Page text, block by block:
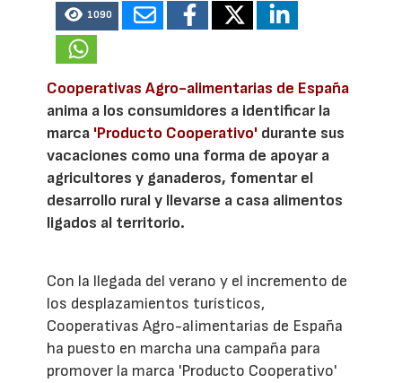
1090
Cooperativas Agro-alimentarias de España
anima a los consumidores a identificar la
marca 'Producto Cooperativo' durante sus
vacaciones como una forma de apoyar a
agricultores y ganaderos, fomentar el
desarrollo rural y llevarse a casa alimentos
ligados al territorio.
Con la llegada del verano y el incremento de
los desplazamientos turísticos,
Cooperativas Agro-alimentarias de España
ha puesto en marcha una campaña para
promover la marca 'Producto Cooperativo'